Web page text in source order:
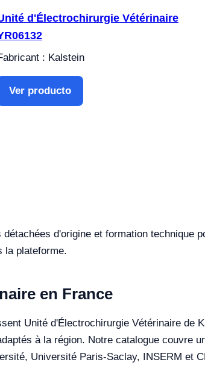
d'Électrochirurgie Vétérinaire
: Kalstein
Ver producto
d'origine et formation technique
la plateforme.
en France
Unité d'Électrochirurgie Vétérinaire de
à la région. Notre catalogue couvre
Université Paris-Saclay, INSERM et